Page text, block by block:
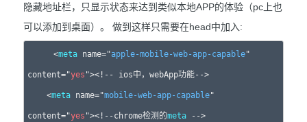
隐藏地址栏，只显示状态来达到类似本地APP的体验（pc上也
可以添加到桌面）。 做到这样只需要在head中加入:
    <
meta name="apple-mobile-web-app-capable"
content="yes "><!-- ios中，webApp功能-->
    <
meta name="mobile-web-app-capable"
content="yes "><!--chrome检测的meta -->